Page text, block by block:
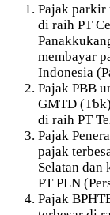
Pajak parkir
di raih PT
membayar
Indonesia
Pajak PBB
GMTD
di raih PT
Pajak
pajak
Selatan dan
PT PLN
Pajak